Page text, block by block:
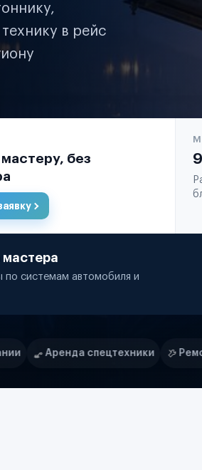
в рейс
без
системам автомобиля и
Ремонт спецтехники